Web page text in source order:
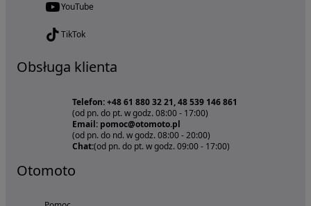
YouTube
TikTok
Obsługa klienta
Telefon: +48 61 880 32 21, 48 539 146 861
(od pn. do pt. w godz. 08:00 - 17:00)
Email: pomoc@otomoto.pl
(od pn. do nd. w godz. 08:00 - 20:00)
Chat:(od pn. do pt. w godz. 09:00 - 17:00)
Otomoto